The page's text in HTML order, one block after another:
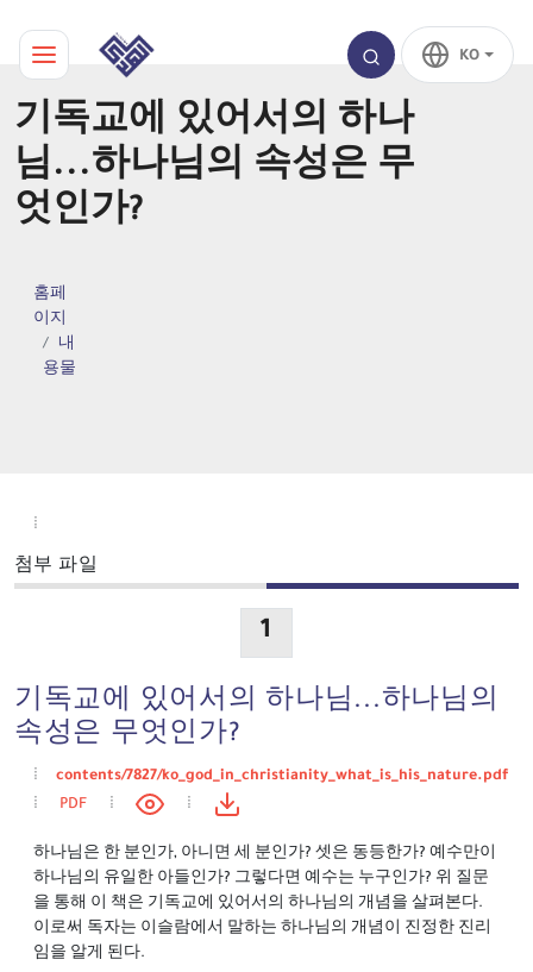
KO
기독교에 있어서의 하나
님...하나님의 속성은 무
엇인가?
홈페
이지
내
용물
첨부 파일
1
기독교에 있어서의 하나님...하나님의
속성은 무엇인가?
contents/7827/ko_god_in_christianity_what_is_his_nature.pdf
PDF
하나님은 한 분인가, 아니면 세 분인가? 셋은 동등한가? 예수만이
하나님의 유일한 아들인가? 그렇다면 예수는 누구인가? 위 질문
을 통해 이 책은 기독교에 있어서의 하나님의 개념을 살펴본다.
이로써 독자는 이슬람에서 말하는 하나님의 개념이 진정한 진리
임을 알게 된다.